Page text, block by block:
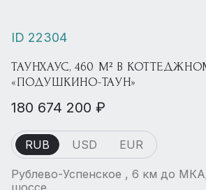
ID 22304
ТАУНХАУС, 460 М² В
«ПОДУШКИНО-ТАУН»
180 674 200 ₽
RUB USD EUR
Рублево-Успенское , 6 км до
шоссе.